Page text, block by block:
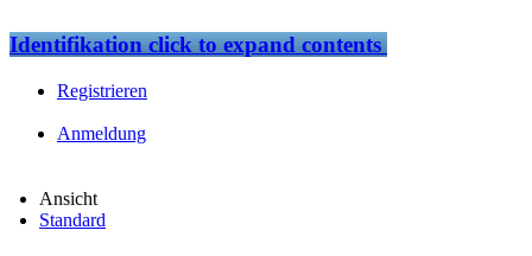
Identifikationclick to expand contents
Registrieren
Anmeldung
Ansicht
Standard